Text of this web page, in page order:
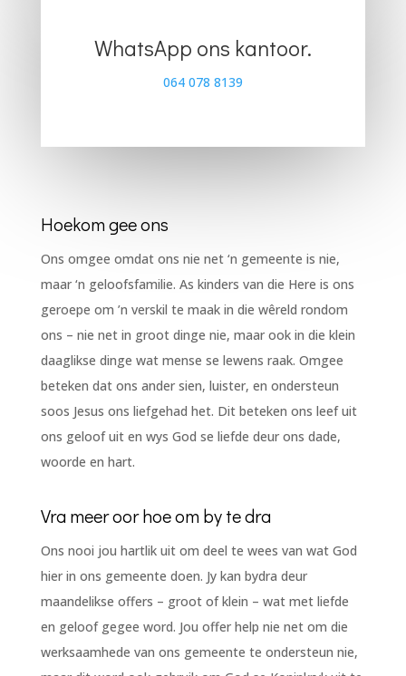
WhatsApp ons kantoor.
064 078 8139
Hoekom gee ons
Ons omgee omdat ons nie net ‘n gemeente is nie,
maar ‘n geloofsfamilie. As kinders van die Here is ons
geroepe om ’n verskil te maak in die wêreld rondom
ons – nie net in groot dinge nie, maar ook in die klein
daaglikse dinge wat mense se lewens raak. Omgee
beteken dat ons ander sien, luister, en ondersteun
soos Jesus ons liefgehad het. Dit beteken ons leef uit
ons geloof uit en wys God se liefde deur ons dade,
woorde en hart.
Vra meer oor hoe om by te dra
Ons nooi jou hartlik uit om deel te wees van wat God
hier in ons gemeente doen. Jy kan bydra deur
maandelikse offers – groot of klein – wat met liefde
en geloof gegee word. Jou offer help nie net om die
werksaamhede van ons gemeente te ondersteun nie,